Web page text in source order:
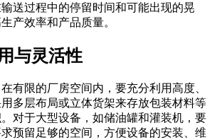
送过程中的停留时间和可能出现的晃
产效率和产品质量。
灵活性
在有限的厂房空间内，要充分利用高度、
多层布局或立体货架来存放包装材料等
对于大型设备，如储油罐和灌装机，要
预留足够的空间，方便设备的安装、维